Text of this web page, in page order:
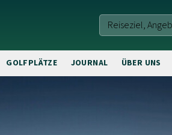
GOLFPLÄTZE JOURNAL ÜBER UNS